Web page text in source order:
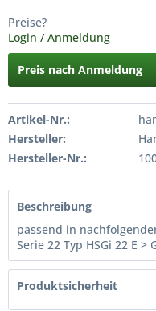
Preise?
Login / Anmeldung
Preis nach Anmeldung
Artikel-Nr.:
Hersteller:
Hersteller-Nr.:
Beschreibung
passend in
Serie 22 Typ HSGi 22 E >
Produktsicherheit